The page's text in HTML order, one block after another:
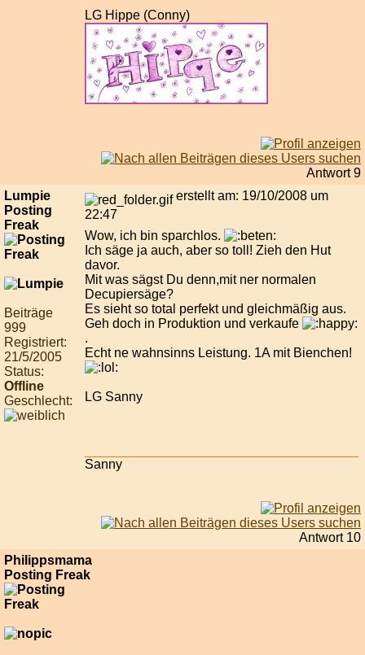
LG Hippe (Conny)
Antwort 9
Lumpie
Posting
Freak
Beiträge
999
Registriert:
21/5/2005
Status:
Offline
Geschlecht:
erstellt am: 19/10/2008 um
22:47
Wow, ich bin sparchlos.
Ich säge ja auch, aber so toll! Zieh den Hut
davor.
Mit was sägst Du denn,mit ner normalen
Decupiersäge?
Es sieht so total perfekt und gleichmäßig aus.
Geh doch in Produktion und verkaufe
.
Echt ne wahnsinns Leistung. 1A mit Bienchen!
LG Sanny
Sanny
Antwort 10
Philippsmama
Posting Freak